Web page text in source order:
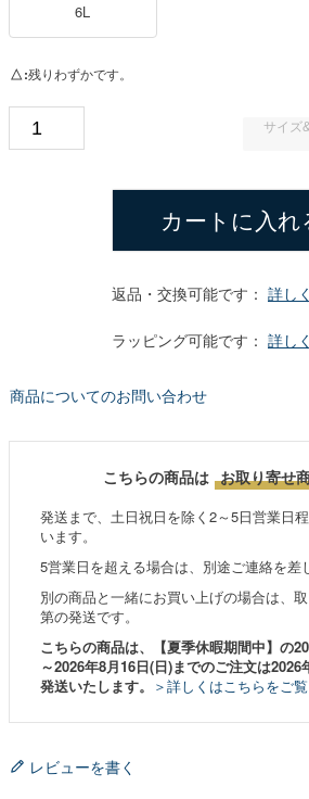
6L
△ 残りわずかです。
サイズ
カートに入れ
返品・交換可能です： 詳し
ラッピング可能です： 詳し
商品についてのお問い合わせ
こちらの商品は お取り寄せ
発送まで、土日祝日を除く2～5日営業日
います。
5営業日を超える場合は、別途ご連絡を差
別の商品と一緒にお買い上げの場合は、
第の発送です。
こちらの商品は、【夏季休暇期間中】の
～2026年8月16日(日)までのご注文は
発送いたします。 ＞詳しくはこちらをご
レビューを書く